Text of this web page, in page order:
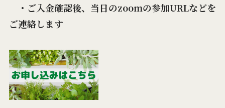
・ご入金確認後、当日のzoomの参加URLなどを
ご連絡します